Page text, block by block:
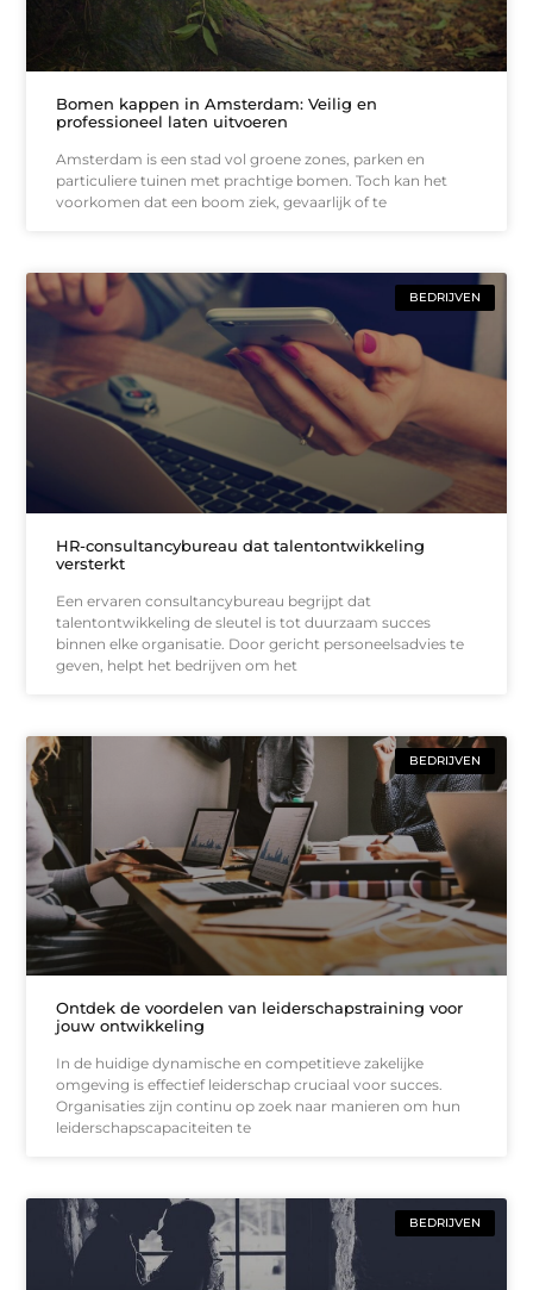
Bomen kappen in Amsterdam: Veilig en
professioneel laten uitvoeren
Amsterdam is een stad vol groene zones, parken en
particuliere tuinen met prachtige bomen. Toch kan het
voorkomen dat een boom ziek, gevaarlijk of te
BEDRIJVEN
HR-consultancybureau dat talentontwikkeling
versterkt
Een ervaren consultancybureau begrijpt dat
talentontwikkeling de sleutel is tot duurzaam succes
binnen elke organisatie. Door gericht personeelsadvies te
geven, helpt het bedrijven om het
BEDRIJVEN
Ontdek de voordelen van leiderschapstraining voor
jouw ontwikkeling
In de huidige dynamische en competitieve zakelijke
omgeving is effectief leiderschap cruciaal voor succes.
Organisaties zijn continu op zoek naar manieren om hun
leiderschapscapaciteiten te
BEDRIJVEN